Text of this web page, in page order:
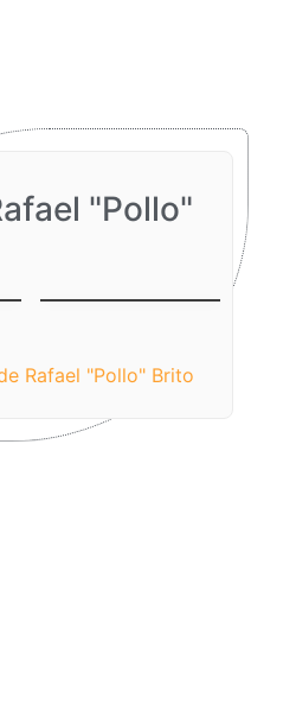
"Pollo"
Para Ti
Rafael "Pollo" Brito